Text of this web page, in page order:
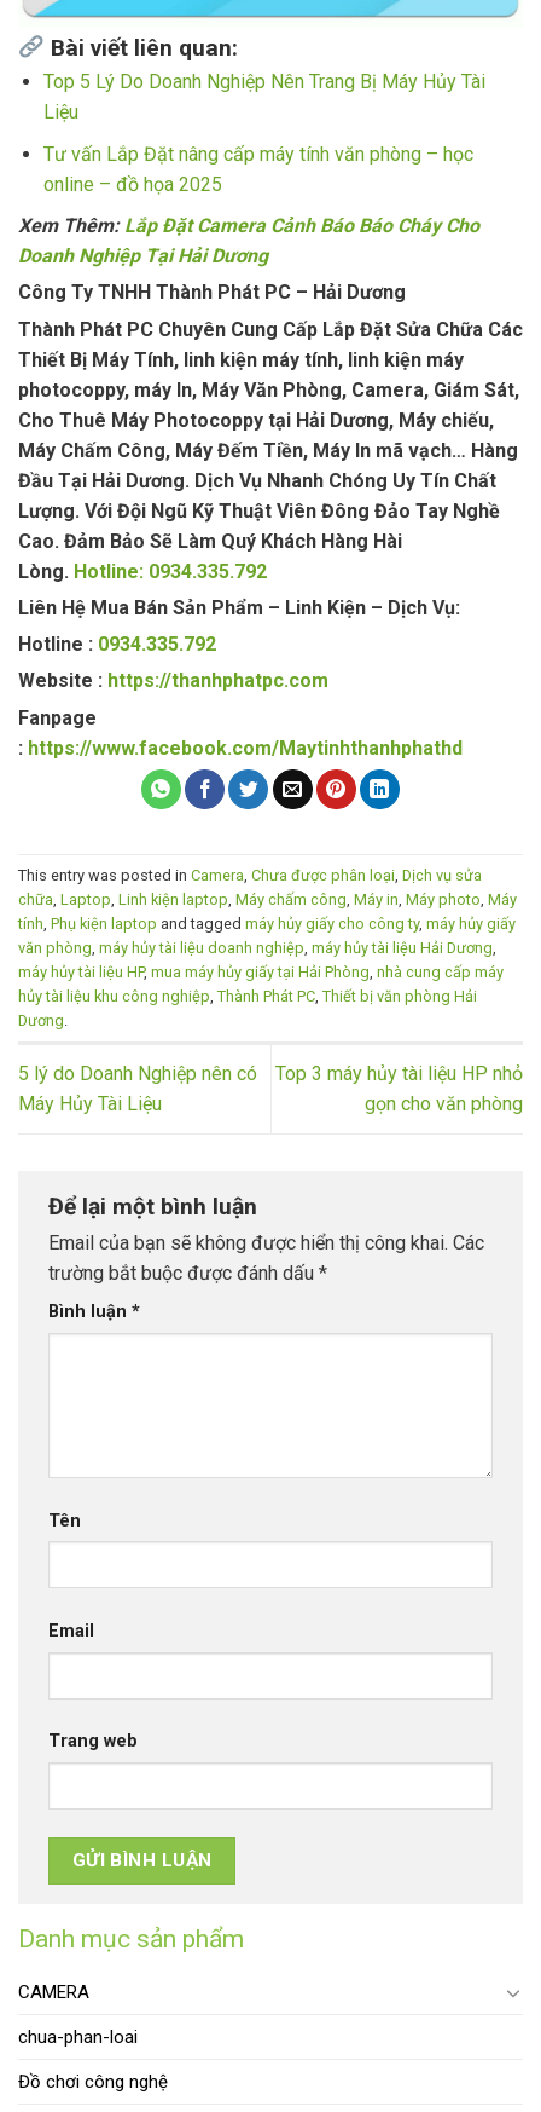
Danh mục sản phẩm
CAMERA
chua-phan-loai
Đồ chơi công nghệ
Bài viết liên quan:
Top 5 Lý Do Doanh Nghiệp Nên Trang Bị Máy Hủy Tài
Liệu
Tư vấn Lắp Đặt nâng cấp máy tính văn phòng – học
online – đồ họa 2025
Xem Thêm: Lắp Đặt Camera Cảnh Báo Báo Cháy Cho
Doanh Nghiệp Tại Hải Dương
Công Ty TNHH Thành Phát PC – Hải Dương
Thành Phát PC Chuyên Cung Cấp Lắp Đặt Sửa Chữa Các
Thiết Bị Máy Tính, linh kiện máy tính, linh kiện máy
photocoppy, máy In, Máy Văn Phòng, Camera, Giám Sát,
Cho Thuê Máy Photocoppy tại Hải Dương, Máy chiếu,
Máy Chấm Công, Máy Đếm Tiền, Máy In mã vạch… Hàng
Đầu Tại Hải Dương. Dịch Vụ Nhanh Chóng Uy Tín Chất
Lượng. Với Đội Ngũ Kỹ Thuật Viên Đông Đảo Tay Nghề
Cao. Đảm Bảo Sẽ Làm Quý Khách Hàng Hài
Lòng. Hotline: 0934.335.792
Liên Hệ Mua Bán Sản Phẩm – Linh Kiện – Dịch Vụ:
Hotline : 0934.335.792
Website : https://thanhphatpc.com
Fanpage
: https://www.facebook.com/Maytinhthanhphathd
This entry was posted in Camera Chưa được phân loại Dịch vụ sửa
chữa Laptop Linh kiện laptop Máy chấm công Máy in Máy photo Máy
tính Phụ kiện laptop and tagged máy hủy giấy cho công ty, máy hủy giấy
văn phòng máy hủy tài liệu doanh nghiệp máy hủy tài liệu Hải Dương
máy hủy tài liệu HP, mua máy hủy giấy tại Hải Phòng nhà cung cấp máy
hủy tài liệu khu công nghiệp Thành Phát PC Thiết bị văn phòng Hải
Dương
5 lý do Doanh Nghiệp nên có
Máy Hủy Tài Liệu
Top 3 máy hủy tài liệu HP nhỏ
gọn cho văn phòng
Để lại một bình luận
Email của bạn sẽ không được hiển thị công khai. Các
trường bắt buộc được đánh dấu *
Bình luận *
Tên
Email
Trang web